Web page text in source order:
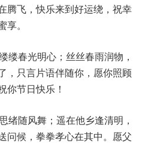
腾飞，快乐来到好运绕，祝幸
。
缕春光明心；丝丝春雨润物，
，只言片语伴随你，愿你照顾
你节日快乐！
绪随风舞；遥在他乡逢清明，
问候，拳拳孝心在其中。愿父